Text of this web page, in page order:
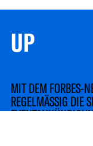
UP
MIT DEM FORBES-
REGELMÄSSIG DIE